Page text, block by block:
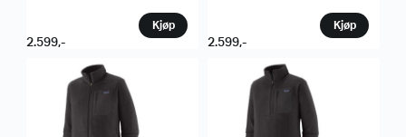
2.599,- 2.599,-